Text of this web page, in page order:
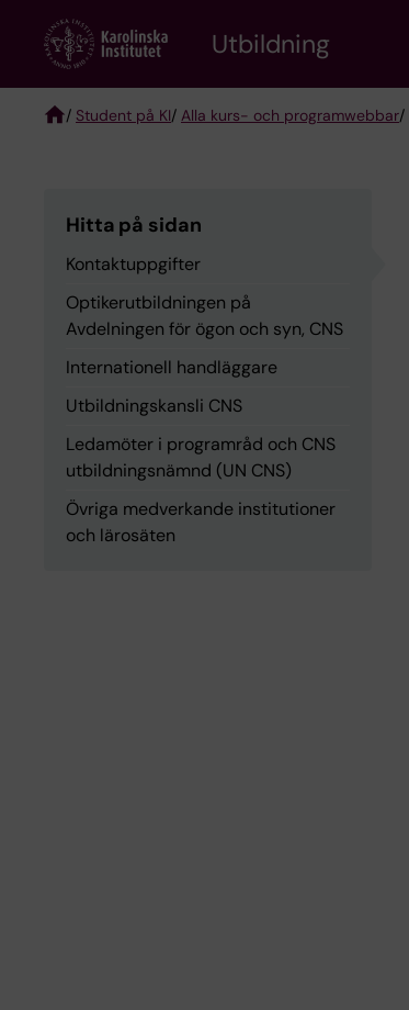
content
Utbildning
/ Student på KI/ Alla kurs- och programwebbar/
Hitta på sidan
Kontaktuppgifter
Optikerutbildningen på
Avdelningen för ögon och syn, CNS
Internationell handläggare
Utbildningskansli CNS
Ledamöter i programråd och CNS
utbildningsnämnd (UN CNS)
Övriga medverkande institutioner
och lärosäten